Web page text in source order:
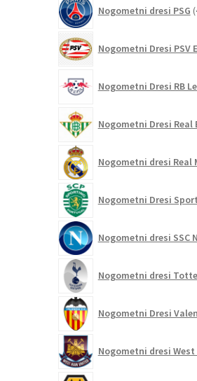
Nogometni dresi PSG
Nogometni Dresi PSV
Nogometni Dresi RB
Nogometni Dresi Real
Nogometni dresi Real
Nogometni Dresi
Nogometni dresi SSC
Nogometni dresi
Nogometni Dresi
Nogometni dresi